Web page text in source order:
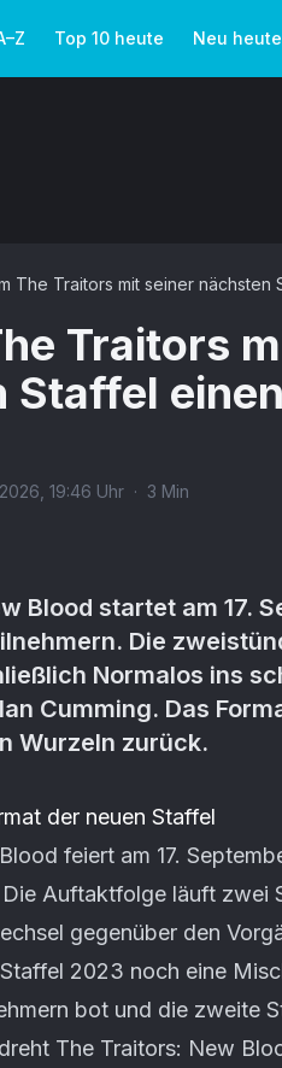
Top 10 heute Neu heute
The Traitors mit seiner
Traitors
Staffel
19:46 Uhr · 3 Min
Blood startet am 17.
Die
Normalos ins
Cumming. Das
Wurzeln zurück.
der neuen Staffel
feiert am 17.
Auftaktfolge läuft zwei
gegenüber den
2023 noch eine
bot und die zweite
The Traitors: New
Redaktionelle